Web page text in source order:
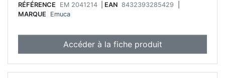
RÉFÉRENCE EM 2041214 EAN 8432393285429
MARQUE
Emuca
Accéder à la fiche produit